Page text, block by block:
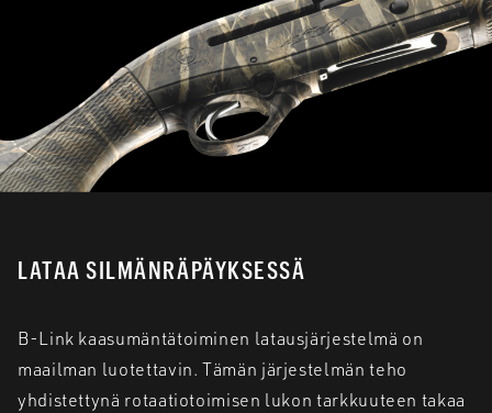
LATAA SILMÄNRÄPÄYKSESSÄ
B-Link kaasumäntätoiminen latausjärjestelmä on
maailman luotettavin. Tämän järjestelmän teho
yhdistettynä rotaatiotoimisen lukon tarkkuuteen takaa